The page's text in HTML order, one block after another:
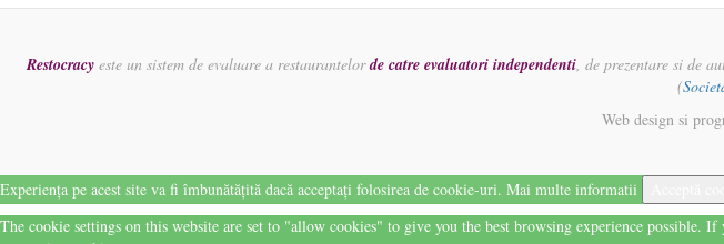
Restocracyeste un sistem de evaluare a restaurantelorde catre evaluatori independenti, de prezentare si de
(
Web design si
Experiența pe acest site va fi îmbunătățită dacă acceptați folosirea de cookie-uri. Mai multe informatii
The cookie settings on this website are set to "allow cookies" to give you the best browsing experience